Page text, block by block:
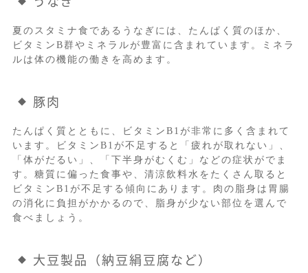
夏のスタミナ食であるうなぎには、たんぱく質のほか、
ビタミンB群やミネラルが豊富に含まれています。ミネラ
ルは体の機能の働きを高めます。
豚肉
たんぱく質とともに、ビタミンB1が非常に多く含まれて
います。ビタミンB1が不足すると「疲れが取れない」、
「体がだるい」、「下半身がむくむ」などの症状がでま
す。糖質に偏った食事や、清涼飲料水をたくさん取ると
ビタミンB1が不足する傾向にあります。肉の脂身は胃腸
の消化に負担がかかるので、脂身が少ない部位を選んで
食べましょう。
大豆製品（納豆絹豆腐など）